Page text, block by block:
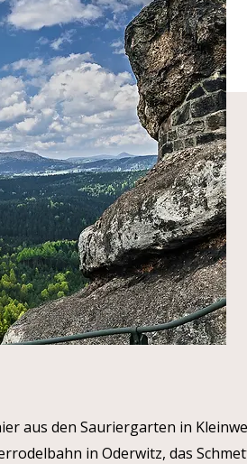
aus den Sauriergarten in
in Oderwitz, das